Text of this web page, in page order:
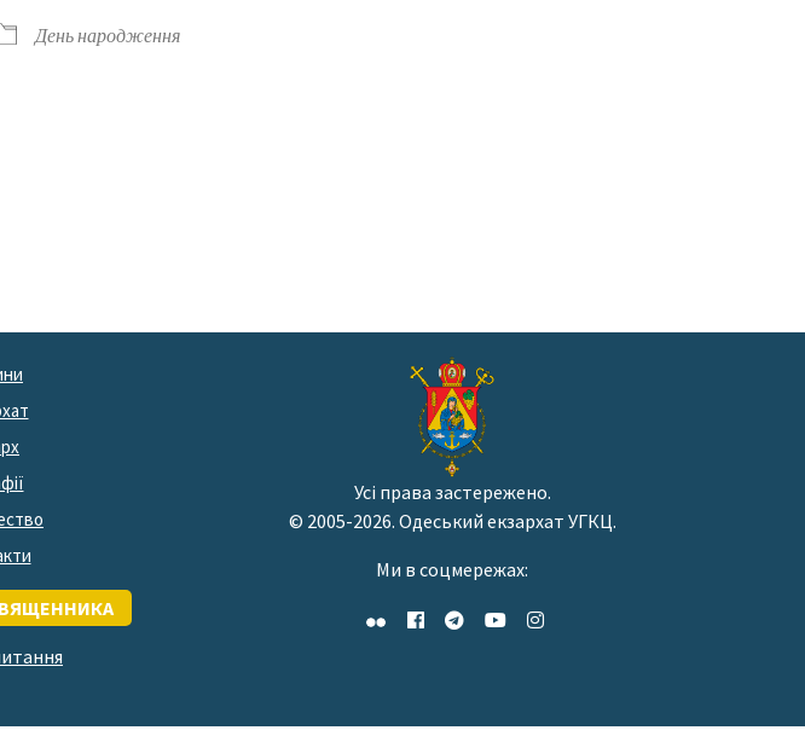
День народження
Усі права застережено.
© 2005-2026. Одеський екзархат УГКЦ.
Ми в соцмережах: